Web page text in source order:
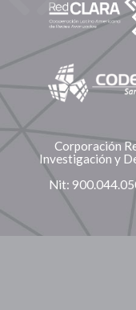
Corporación
Investigación y
Nit: